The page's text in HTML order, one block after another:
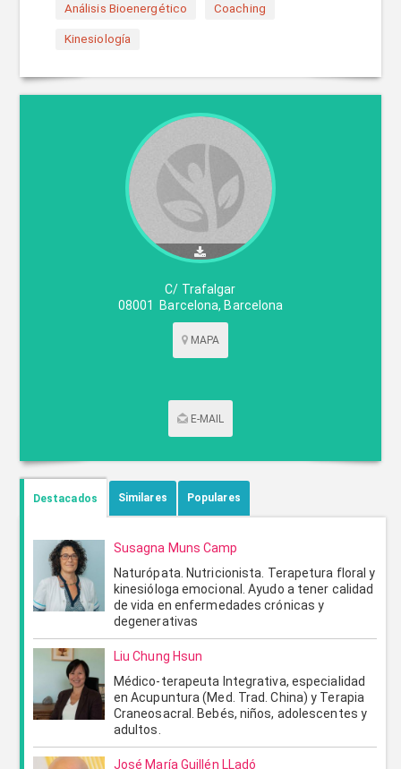
Análisis Bioenergético Coaching
Kinesiología
C/ Trafalgar
08001
Barcelona, Barcelona
MAPA
E-MAIL
ENVIAR CANCELAR
Destacados Similares Populares
Susagna Muns Camp
Naturópata. Nutricionista. Terapetura floral y
kinesióloga emocional. Ayudo a tener calidad
de vida en enfermedades crónicas y
degenerativas
Liu Chung Hsun
Médico-terapeuta Integrativa, especialidad
en Acupuntura (Med. Trad. China) y Terapia
Craneosacral. Bebés, niños, adolescentes y
adultos.
José María Guillén LLadó